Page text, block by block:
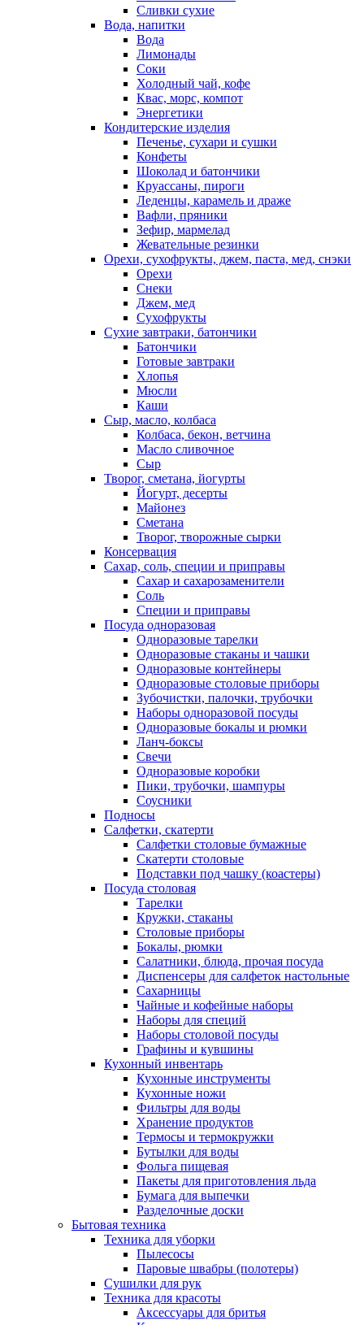
Сливки сухие
Вода, напитки
Вода
Лимонады
Соки
Холодный чай, кофе
Квас, морс, компот
Энергетики
Кондитерские изделия
Печенье, сухари и сушки
Конфеты
Шоколад и батончики
Круассаны, пироги
Леденцы, карамель и драже
Вафли, пряники
Зефир, мармелад
Жевательные резинки
Орехи, сухофрукты, джем, паста, мед, снэки
Орехи
Снеки
Джем, мед
Сухофрукты
Сухие завтраки, батончики
Батончики
Готовые завтраки
Хлопья
Мюсли
Каши
Сыр, масло, колбаса
Колбаса, бекон, ветчина
Масло сливочное
Сыр
Творог, сметана, йогурты
Йогурт, десерты
Майонез
Сметана
Творог, творожные сырки
Консервация
Сахар, соль, специи и приправы
Сахар и сахарозаменители
Соль
Специи и приправы
Посуда одноразовая
Одноразовые тарелки
Одноразовые стаканы и чашки
Одноразовые контейнеры
Одноразовые столовые приборы
Зубочистки, палочки, трубочки
Наборы одноразовой посуды
Одноразовые бокалы и рюмки
Ланч-боксы
Свечи
Одноразовые коробки
Пики, трубочки, шампуры
Соусники
Подносы
Салфетки, скатерти
Салфетки столовые бумажные
Скатерти столовые
Подставки под чашку (коастеры)
Посуда столовая
Тарелки
Кружки, стаканы
Столовые приборы
Бокалы, рюмки
Салатники, блюда, прочая посуда
Диспенсеры для салфеток настольные
Сахарницы
Чайные и кофейные наборы
Наборы для специй
Наборы столовой посуды
Графины и кувшины
Кухонный инвентарь
Кухонные инструменты
Кухонные ножи
Фильтры для воды
Хранение продуктов
Термосы и термокружки
Бутылки для воды
Фольга пищевая
Пакеты для приготовления льда
Бумага для выпечки
Разделочные доски
Бытовая техника
Техника для уборки
Пылесосы
Паровые швабры (полотеры)
Сушилки для рук
Техника для красоты
Аксессуары для бритья